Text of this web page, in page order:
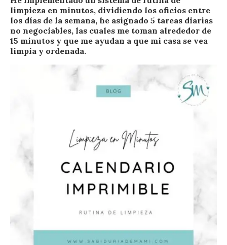
limpieza en minutos, dividiendo los oficios entre
los días de la semana, he asignado 5 tareas diarias
no negociables, las cuales me toman alrededor de
15 minutos y que me ayudan a que mi casa se vea
limpia y ordenada.